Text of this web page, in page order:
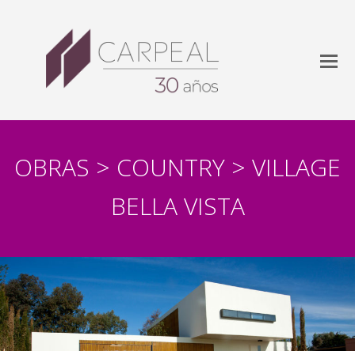
OBRAS > COUNTRY > VILLAGE
BELLA VISTA